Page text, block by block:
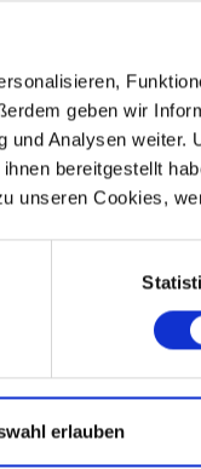
geben wir
Analysen weiter.
bereitgestellt
unseren Cookies,
erlauben
vom Nordseestrand,
Natur lädt zu
mit der ganzen
oder
rund umHenne